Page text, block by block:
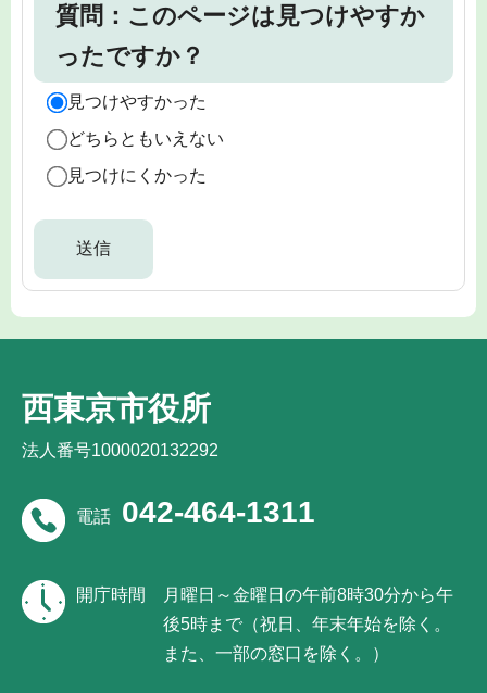
質問：このページは見つけやすか
ったですか？
見つけやすかった
どちらともいえない
見つけにくかった
西東京市役所
法人番号1000020132292
電話 042-464-1311
開庁時間
月曜日～金曜日の午前8時30分から午
後5時まで（祝日、年末年始を除く。
また、一部の窓口を除く。）